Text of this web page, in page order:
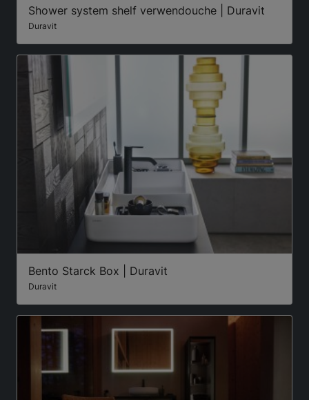
Shower system shelf verwendouche | Duravit
Duravit
Bento Starck Box | Duravit
Duravit